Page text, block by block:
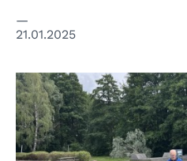
21.01.2025
© Disabled Refugees
used under permission